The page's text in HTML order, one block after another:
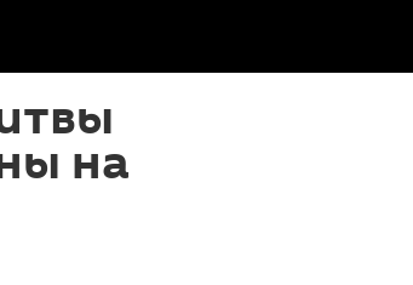
на